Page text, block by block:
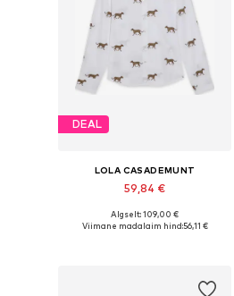
DEAL
LOLA CASADEMUNT
59,84 €
Algselt: 109,00 €
Viimane madalaim hind:56,11 €